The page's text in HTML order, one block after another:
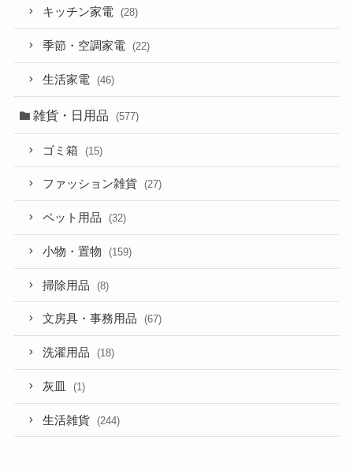
キッチン家電 (28)
季節・空調家電 (22)
生活家電 (46)
雑貨・日用品 (577)
ゴミ箱 (15)
ファッション雑貨 (27)
ペット用品 (32)
小物・置物 (159)
掃除用品 (8)
文房具・事務用品 (67)
洗濯用品 (18)
灰皿 (1)
生活雑貨 (244)